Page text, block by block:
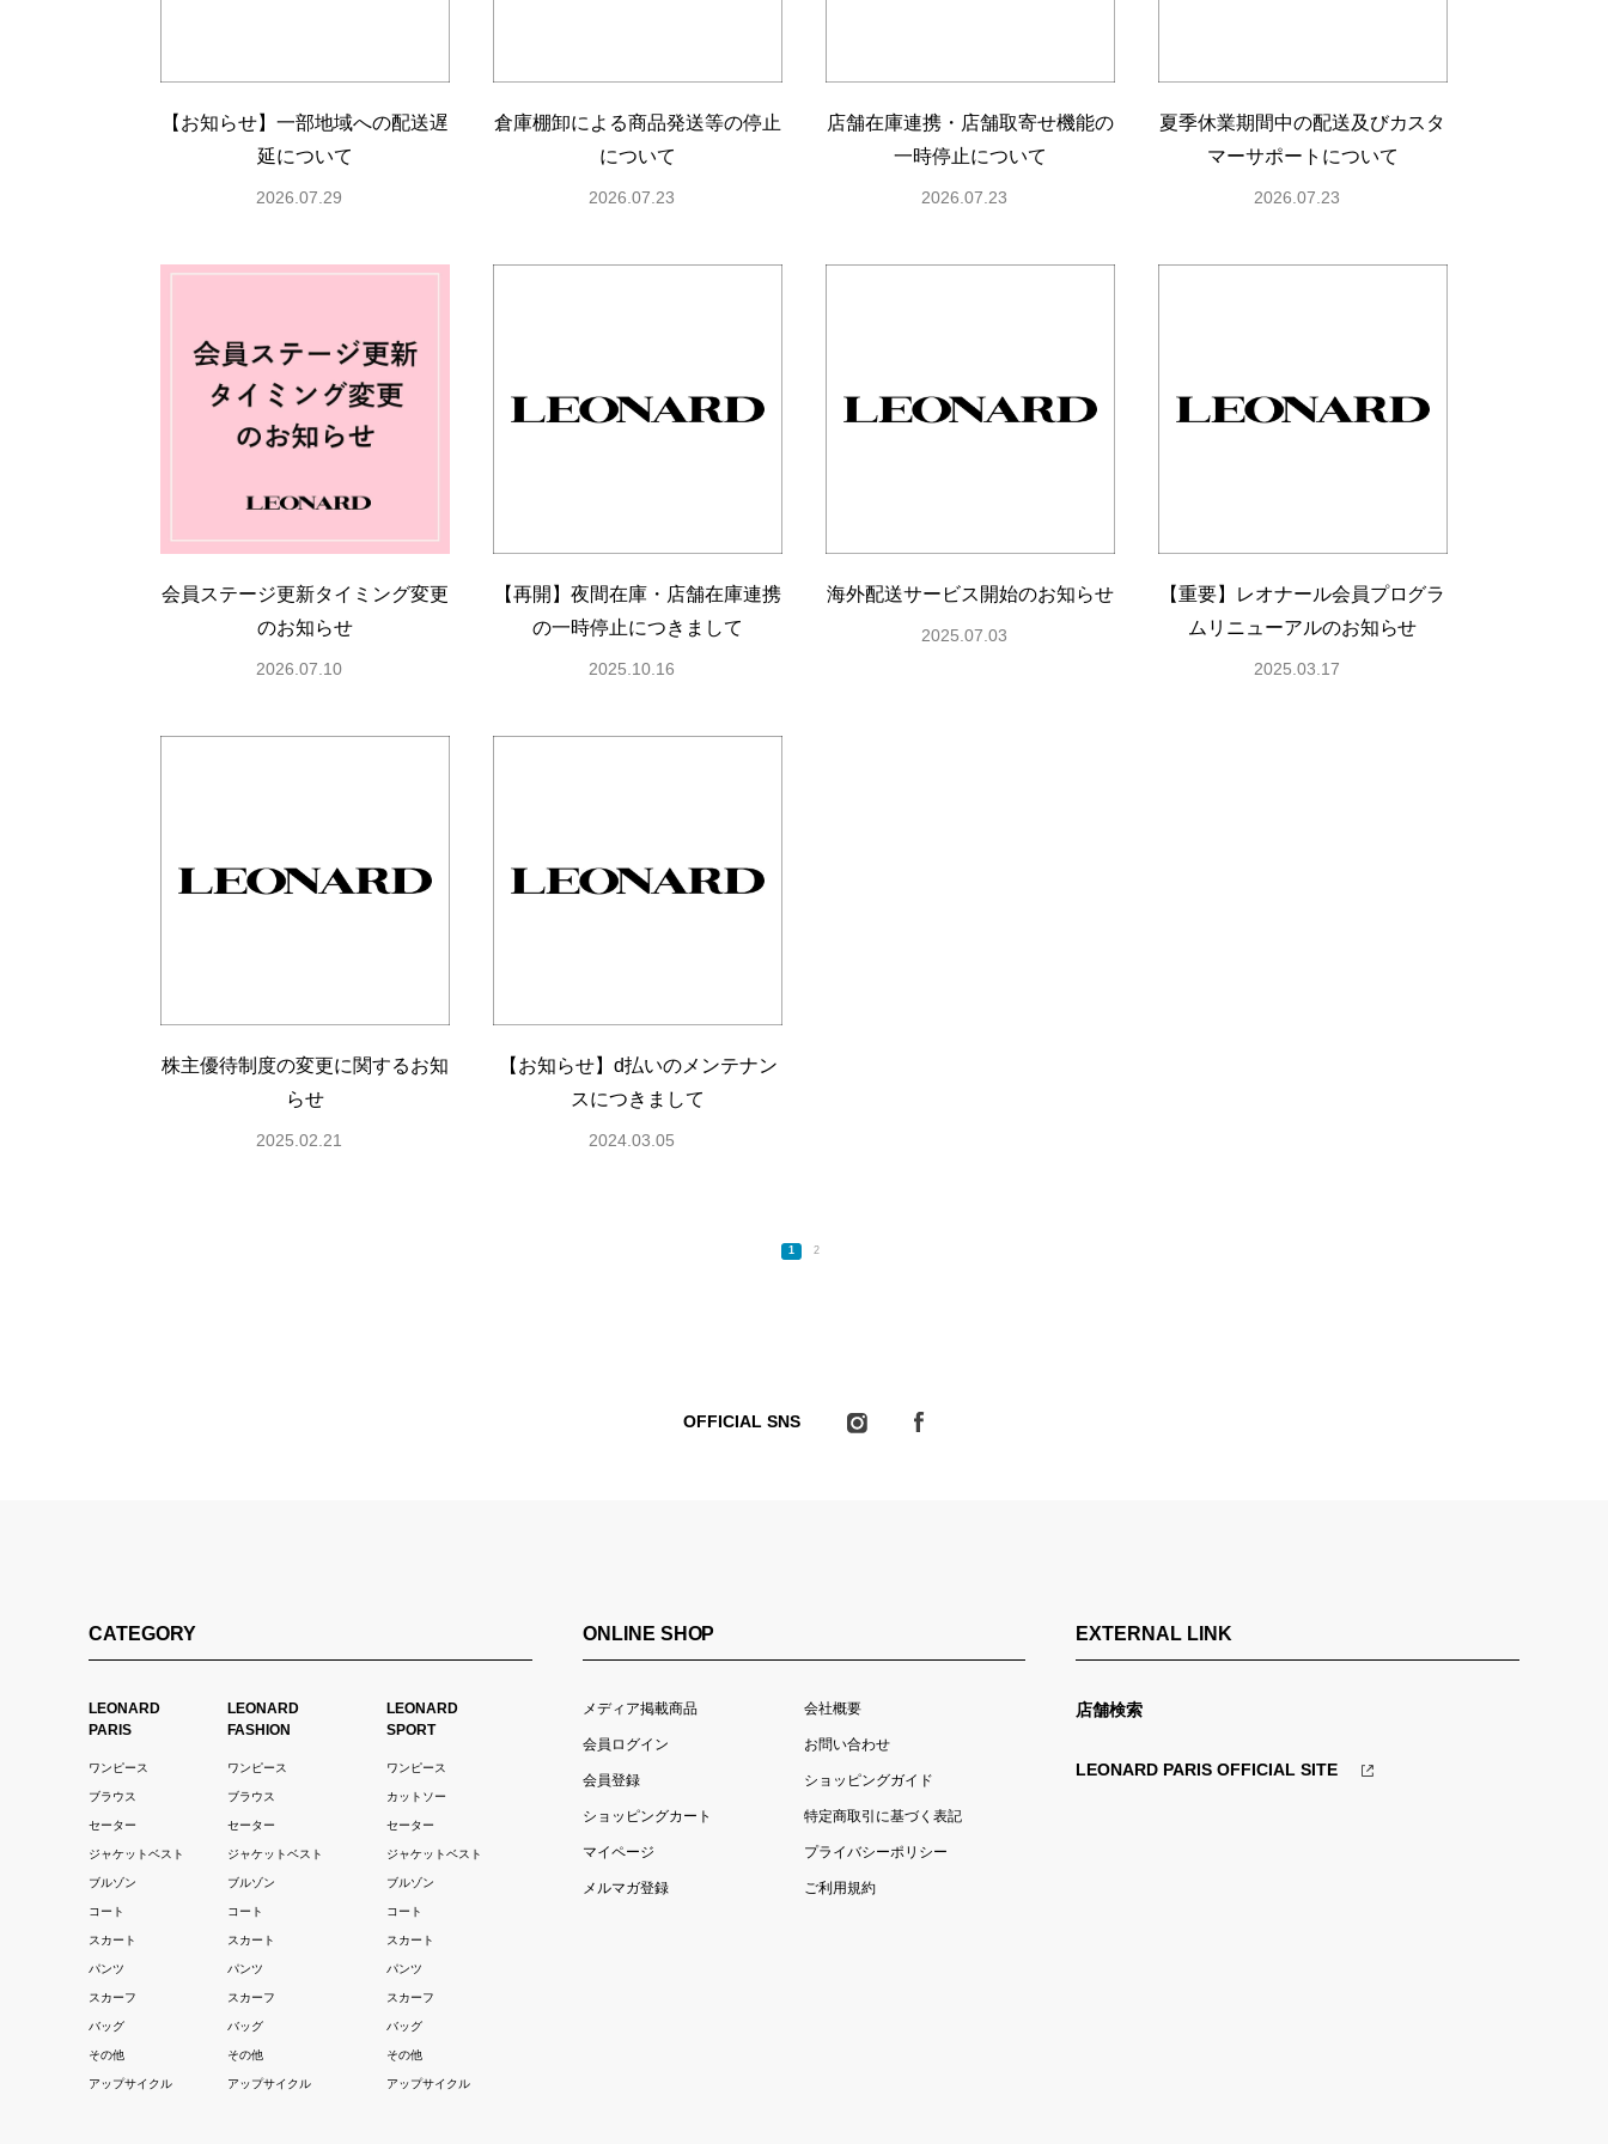
【お知らせ】一部地域への配送遅
延について
2026.07.29
倉庫棚卸による商品発送等の停止
について
2026.07.23
店舗在庫連携・店舗取寄せ機能の
一時停止について
2026.07.23
夏季休業期間中の配送及びカスタ
マーサポートについて
2026.07.23
会員ステージ更新タイミング変更
のお知らせ
2026.07.10
【再開】夜間在庫・店舗在庫連携
の一時停止につきまして
2025.10.16
海外配送サービス開始のお知らせ
2025.07.03
【重要】レオナール会員プログラ
ムリニューアルのお知らせ
2025.03.17
株主優待制度の変更に関するお知
らせ
2025.02.21
【お知らせ】d払いのメンテナン
スにつきまして
2024.03.05
1 2
OFFICIAL SNS
CATEGORY
LEONARD
PARIS
ワンピース
ブラウス
セーター
ジャケットベスト
ブルゾン
コート
スカート
パンツ
スカーフ
バッグ
その他
アップサイクル
LEONARD
FASHION
ワンピース
ブラウス
セーター
ジャケットベスト
ブルゾン
コート
スカート
パンツ
スカーフ
バッグ
その他
アップサイクル
LEONARD
SPORT
ワンピース
カットソー
セーター
ジャケットベスト
ブルゾン
コート
スカート
パンツ
スカーフ
バッグ
その他
アップサイクル
ONLINE SHOP
メディア掲載商品
会員ログイン
会員登録
ショッピングカート
マイページ
メルマガ登録
会社概要
お問い合わせ
ショッピングガイド
特定商取引に基づく表記
プライバシーポリシー
ご利用規約
EXTERNAL LINK
店舗検索
LEONARD PARIS OFFICIAL SITE